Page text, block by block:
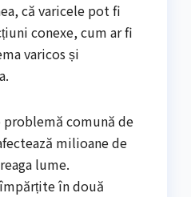
că varicele pot fi
conexe, cum ar fi
varicos și
problemă comună de
milioane de
lume.
în două